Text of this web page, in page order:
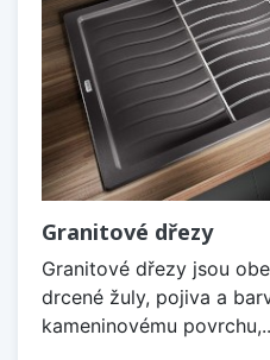
Granitové dřezy
Granitové dřezy jsou
drcené žuly, pojiva a
kameninovému